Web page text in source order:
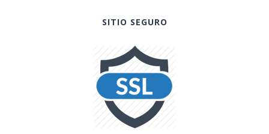
SITIO SEGURO